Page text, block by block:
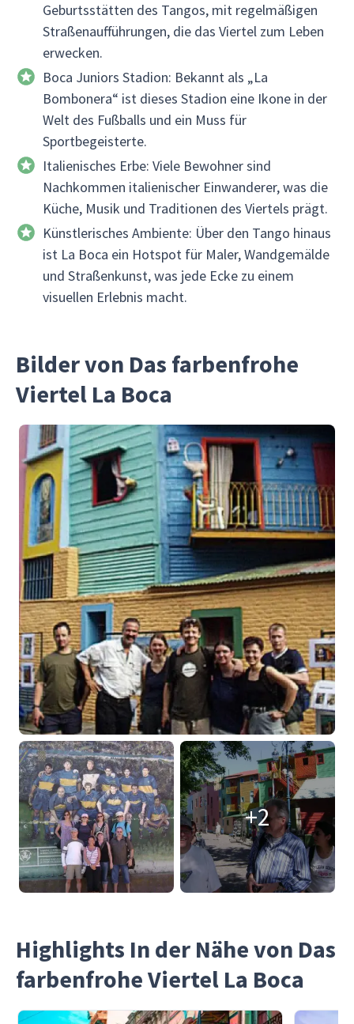
Geburtsstätten des Tangos, mit regelmäßigen
Straßenaufführungen, die das Viertel zum Leben
erwecken.
Boca Juniors Stadion: Bekannt als „La
Bombonera“ ist dieses Stadion eine Ikone in der
Welt des Fußballs und ein Muss für
Sportbegeisterte.
Italienisches Erbe: Viele Bewohner sind
Nachkommen italienischer Einwanderer, was die
Küche, Musik und Traditionen des Viertels prägt.
Künstlerisches Ambiente: Über den Tango hinaus
ist La Boca ein Hotspot für Maler, Wandgemälde
und Straßenkunst, was jede Ecke zu einem
visuellen Erlebnis macht.
Bilder von Das farbenfrohe
Viertel La Boca
+2
Highlights In der Nähe von Das
farbenfrohe Viertel La Boca